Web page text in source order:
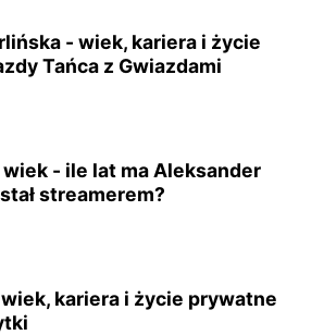
- wiek, kariera i życie
Tańca z Gwiazdami
- ile lat ma Aleksander
streamerem?
kariera i życie prywatne